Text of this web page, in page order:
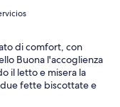
di comfort, con
Buona l'accoglienza
il letto e misera la
fette biscottate e